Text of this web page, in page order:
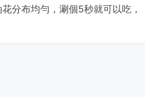
分布均勻，涮個5秒就可以吃，